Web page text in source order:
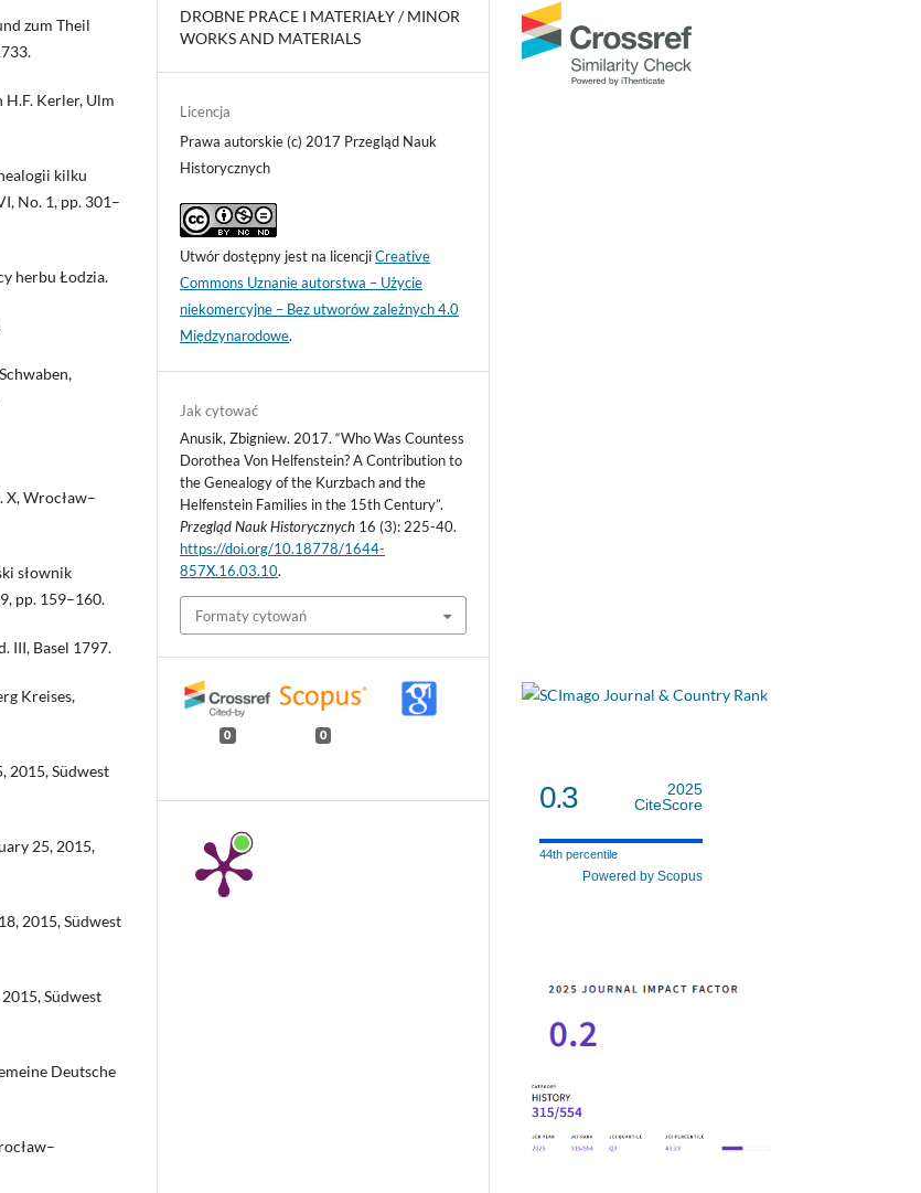
zum Theil
Kerler, Ulm
kilku
No. 1, pp. 301–
herbu Łodzia.
X, Wrocław–
słownik
pp. 159–160.
III, Basel 1797.
Kreises,
2015, Südwest
25, 2015,
2015, Südwest
Südwest
Deutsche
DROBNE PRACE I MATERIAŁY / MINOR
WORKS AND MATERIALS
Licencja
Prawa autorskie (c) 2017 Przegląd Nauk
Historycznych
Utwór dostępny jest na licencjiCreative
Commons Uznanie autorstwa – Użycie
niekomercyjne – Bez utworów zależnych 4.0
Międzynarodowe.
Jak cytować
Anusik, Zbigniew. 2017. “Who Was Countess
Dorothea Von Helfenstein? A Contribution to
the Genealogy of the Kurzbach and the
Helfenstein Families in the 15th Century”.
Przegląd Nauk Historycznych 16 (3): 225-40.
https://doi.org/10.18778/1644-
857X.16.03.10.
Formaty cytowań
0 0
0.3
2025
CiteScore
44th percentile
Powered by Scopus